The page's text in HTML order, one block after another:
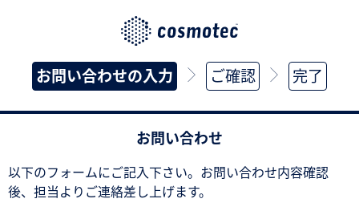
お問い合わせの入力 ご確認 完了
お問い合わせ
以下のフォームにご記入下さい。お問い合わせ内容確認
後、担当よりご連絡差し上げます。